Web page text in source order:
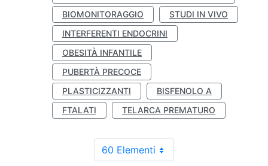
BIOMONITORAGGIO
STUDI IN VIVO
INTERFERENTI ENDOCRINI
OBESITÀ INFANTILE
PUBERTÀ PRECOCE
PLASTICIZZANTI
BISFENOLO A
FTALATI
TELARCA PREMATURO
60 Elementi